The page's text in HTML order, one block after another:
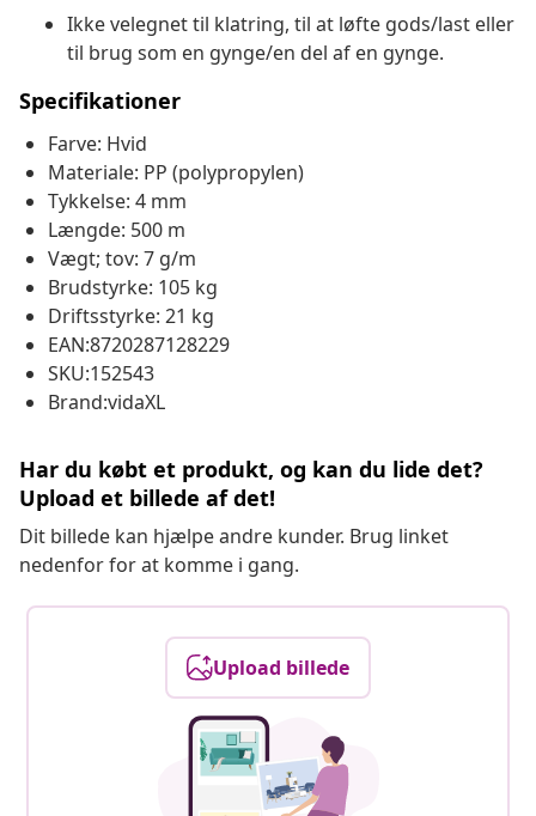
Ikke velegnet til klatring, til at løfte gods/last eller
til brug som en gynge/en del af en gynge.
Specifikationer
Farve: Hvid
Materiale: PP (polypropylen)
Tykkelse: 4 mm
Længde: 500 m
Vægt; tov: 7 g/m
Brudstyrke: 105 kg
Driftsstyrke: 21 kg
EAN:8720287128229
SKU:152543
Brand:vidaXL
Har du købt et produkt, og kan du lide det?
Upload et billede af det!
Dit billede kan hjælpe andre kunder. Brug linket
nedenfor for at komme i gang.
Upload billede